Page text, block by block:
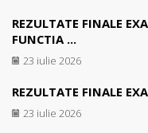
REZULTATE FINALE
FUNCTIA ...
23 iulie 2026
REZULTATE FINALE
23 iulie 2026